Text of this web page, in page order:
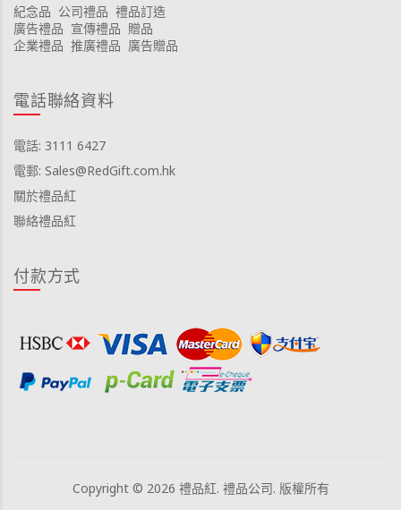
紀念品 公司禮品 禮品訂造
廣告禮品 宣傳禮品 贈品
企業禮品 推廣禮品 廣告贈品
電話聯絡資料
電話: 3111 6427
電郵: Sales@RedGift.com.hk
關於禮品紅
聯絡禮品紅
付款方式
Copyright © 2026 禮品紅. 禮品公司. 版權所有